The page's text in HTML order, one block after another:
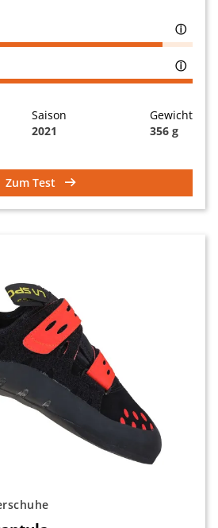
ⓘ
ⓘ
Saison
2021
Gewicht
356 g
Zum Test